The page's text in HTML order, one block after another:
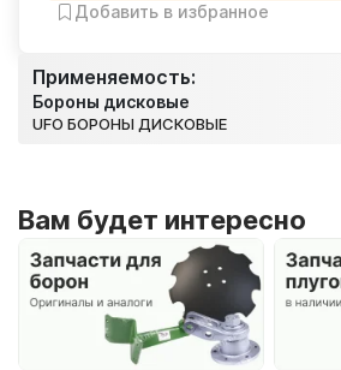
Применяемость:
Бороны дисковые
UFO БОРОНЫ ДИСКОВЫЕ
Добавить в избранное
Вам будет интересно